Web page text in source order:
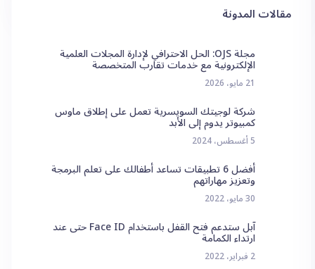
مقالات المدونة
مجلة OJS: الحل الاحترافي لإدارة المجلات العلمية
الإلكترونية مع خدمات تقارب المتخصصة
21 مايو، 2026
شركة لوجيتك السويسرية تعمل على إطلاق ماوس
كمبيوتر يدوم إلى الأبد
5 أغسطس، 2024
أفضل 6 تطبيقات تساعد أطفالك على تعلم البرمجة
وتعزيز مهاراتهم
30 مايو، 2022
آبل ستدعم فتح القفل باستخدام Face ID حتى عند
ارتداء الكمامة
2 فبراير، 2022